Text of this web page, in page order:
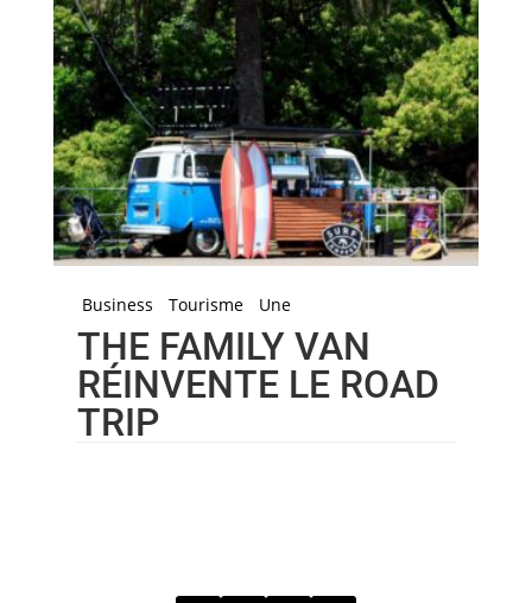
Business Tourisme Une
THE FAMILY VAN
RÉINVENTE LE ROAD
TRIP